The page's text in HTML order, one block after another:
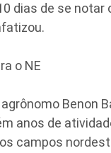
dias de se notar
o NE
Benon
anos de
campos